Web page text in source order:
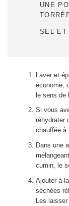
UNE
SEL ET
Laver et
économe,
le sens de
Si vous
réhydrater
chauffée à
Dans une
cumin, le
Ajouter à
séchées
Les